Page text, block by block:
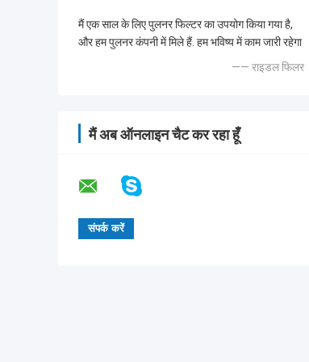
मैं एक साल के लिए पुलनर फिल्टर का उपयोग किया गया है,
और हम पुलनर कंपनी में मिले हैं. हम भविष्य में काम जारी रहेगा
—— राइडल फिलर
मैं अब ऑनलाइन चैट कर रहा हूँ